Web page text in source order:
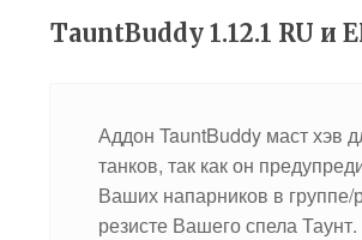
TauntBuddy 1.12.1 RU и
Аддон TauntBuddy маст хэв
танков, так как он
Ваших напарников в группе/
резисте Вашего спела Таунт.